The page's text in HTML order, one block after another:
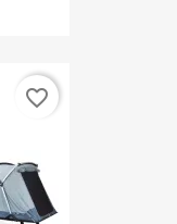
favorite_border